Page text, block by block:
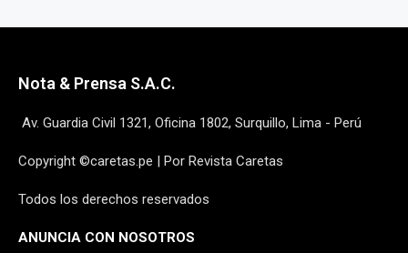
Nota & Prensa S.A.C.
Av. Guardia Civil 1321, Oficina 1802, Surquillo, Lima - Perú
Copyright ©caretas.pe | Por Revista Caretas
Todos los derechos reservados
ANUNCIA CON NOSOTROS